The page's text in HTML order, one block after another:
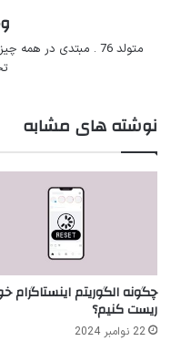
متولد 76 . مبتدی در
نوشته های مشابه
چگونه الگوریتم اینستاگرام
ریست کنیم؟
22 نوامبر 2024